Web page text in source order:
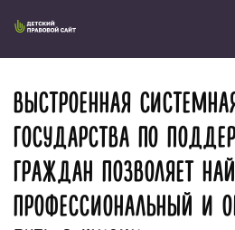
ВЫСТРОЕННАЯ
ГОСУДАРСТВА ПО
ГРАЖДАН ПОЗВОЛЯЕТ
ПРОФЕССИОНАЛЬНЫЙ И